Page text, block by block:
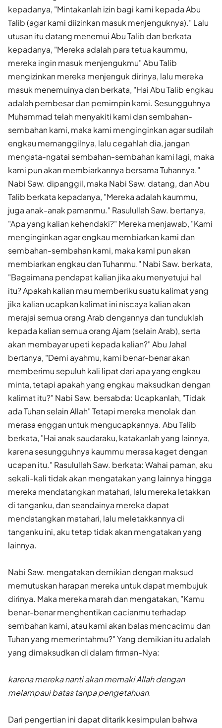
kepadanya, "Mintakanlah izin bagi kami kepada Abu
Talib (agar kami diizinkan masuk menjenguknya)." Lalu
utusan itu datang menemui Abu Talib dan berkata
kepadanya, "Mereka adalah para tetua kaummu,
mereka ingin masuk menjengukmu" Abu Talib
mengizinkan mereka menjenguk dirinya, lalu mereka
masuk menemuinya dan berkata, "Hai Abu Talib engkau
adalah pembesar dan pemimpin kami. Sesungguhnya
Muhammad telah menyakiti kami dan sembahan-
sembahan kami, maka kami menginginkan agar sudilah
engkau memanggilnya, lalu cegahlah dia, jangan
mengata-ngatai sembahan-sembahan kami lagi, maka
kami pun akan membiarkannya bersama Tuhannya."
Nabi Saw. dipanggil, maka Nabi Saw. datang, dan Abu
Talib berkata kepadanya, "Mereka adalah kaummu,
juga anak-anak pamanmu." Rasulullah Saw. bertanya,
"Apa yang kalian kehendaki?" Mereka menjawab, "Kami
menginginkan agar engkau membiarkan kami dan
sembahan-sembahan kami, maka kami pun akan
membiarkan engkau dan Tuhanmu." Nabi Saw. berkata,
"Bagaimana pendapat kalian jika aku menyetujui hal
itu? Apakah kalian mau memberiku suatu kalimat yang
jika kalian ucapkan kalimat ini niscaya kalian akan
merajai semua orang Arab dengannya dan tunduklah
kepada kalian semua orang Ajam (selain Arab), serta
akan membayar upeti kepada kalian?" Abu Jahal
bertanya, "Demi ayahmu, kami benar-benar akan
memberimu sepuluh kali lipat dari apa yang engkau
minta, tetapi apakah yang engkau maksudkan dengan
kalimat itu?" Nabi Saw. bersabda: Ucapkanlah, "Tidak
ada Tuhan selain Allah" Tetapi mereka menolak dan
merasa enggan untuk mengucapkannya. Abu Talib
berkata, "Hai anak saudaraku, katakanlah yang lainnya,
karena sesungguhnya kaummu merasa kaget dengan
ucapan itu." Rasulullah Saw. berkata: Wahai paman, aku
sekali-kali tidak akan mengatakan yang lainnya hingga
mereka mendatangkan matahari, lalu mereka letakkan
di tanganku, dan seandainya mereka dapat
mendatangkan matahari, lalu meletakkannya di
tanganku ini, aku tetap tidak akan me­ngatakan yang
lainnya.
Nabi Saw. mengatakan demikian dengan maksud
memutuskan harapan mereka untuk dapat membujuk
dirinya. Maka mereka marah dan mengatakan, "Kamu
benar-benar menghentikan cacianmu terhadap
sembahan kami, atau kami akan balas mencacimu dan
Tuhan yang memerintahmu?" Yang demikian itu adalah
yang dimaksudkan di dalam firman-Nya:
karena mereka nanti akan memaki Allah dengan
melampaui batas tanpa pengetahuan.
Dari pengertian ini dapat ditarik kesimpulan bahwa